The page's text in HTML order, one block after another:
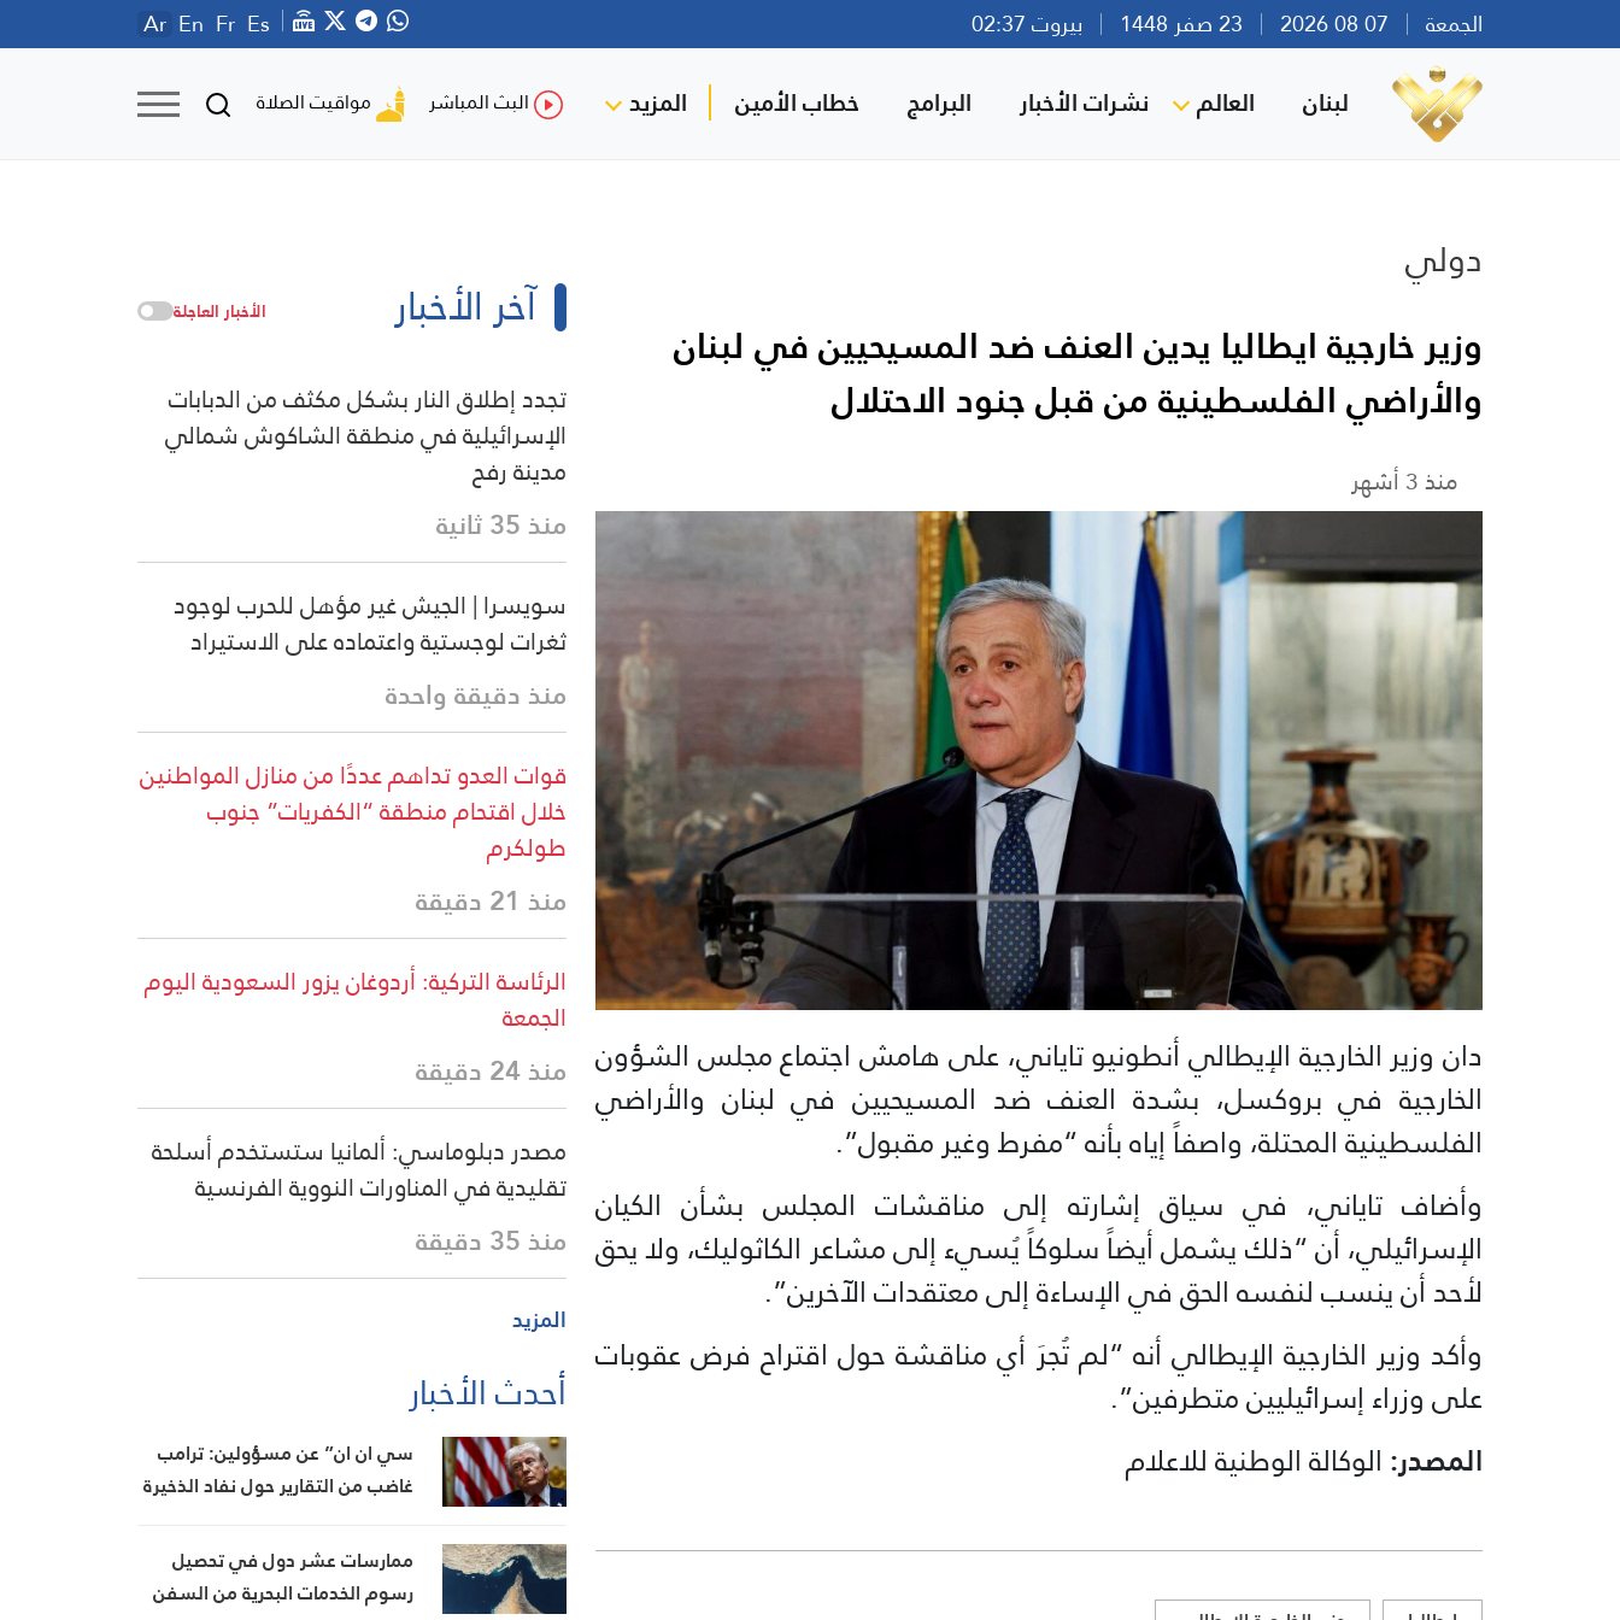
الجمعة بيروت 02:37 Ar En Fr Es
لبنان العالم نشرات الأخبار البرامج خطاب الأمين المزيد البث المباشر مواقيت الصلاة
دولي
وزير خارجية ايطاليا يدين العنف ضد المسيحيين في لبنان
والأراضي الفلسطينية من قبل جنود الاحتلال
منذ 3 أشهر
دان وزير الخارجية الإيطالي أنطونيو تاياني، على هامش اجتماع مجلس الشؤون
الخارجية في بروكسل، بشدة العنف ضد المسيحيين في لبنان والأراضي
الفلسطينية المحتلة، واصفاً إياه بأنه “مفرط وغير مقبول”.
وأضاف تاياني، في سياق إشارته إلى مناقشات المجلس بشأن الكيان
الإسرائيلي، أن “ذلك يشمل أيضاً سلوكاً يُسيء إلى مشاعر الكاثوليك، ولا يحق
لأحد أن ينسب لنفسه الحق في الإساءة إلى معتقدات الآخرين”.
وأكد وزير الخارجية الإيطالي أنه “لم تُجرَ أي مناقشة حول اقتراح فرض عقوبات
على وزراء إسرائيليين متطرفين”.
المصدر: الوكالة الوطنية للاعلام
آخر الأخبار الأخبار العاجلة
تجدد إطلاق النار بشكل مكثف من الدبابات
الإسرائيلية في منطقة الشاكوش شمالي
مدينة رفح
منذ 35 ثانية
سويسرا | الجيش غير مؤهل للحرب لوجود
ثغرات لوجستية واعتماده على الاستيراد
منذ دقيقة واحدة
قوات العدو تداهم عددًا من منازل المواطنين
خلال اقتحام منطقة “الكفريات” جنوب
طولكرم
منذ 21 دقيقة
الرئاسة التركية: أردوغان يزور السعودية اليوم
الجمعة
منذ 24 دقيقة
مصدر دبلوماسي: ألمانيا ستستخدم أسلحة
تقليدية في المناورات النووية الفرنسية
منذ 35 دقيقة
المزيد
أحدث الأخبار
سي ان ان” عن مسؤولين: ترامب
غاضب من التقارير حول نفاد الذخيرة
المفاوضات
ممارسات عشر دول في تحصيل
رسوم الخدمات البحرية من السفن